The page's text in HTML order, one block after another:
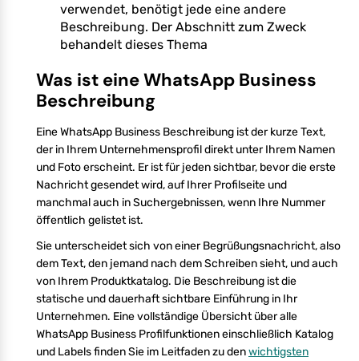
verwendet, benötigt jede eine andere
Beschreibung. Der Abschnitt zum Zweck
behandelt dieses Thema
Was ist eine WhatsApp Business
Beschreibung
Eine WhatsApp Business Beschreibung ist der kurze Text,
der in Ihrem Unternehmensprofil direkt unter Ihrem Namen
und Foto erscheint. Er ist für jeden sichtbar, bevor die erste
Nachricht gesendet wird, auf Ihrer Profilseite und
manchmal auch in Suchergebnissen, wenn Ihre Nummer
öffentlich gelistet ist.
Sie unterscheidet sich von einer Begrüßungsnachricht, also
dem Text, den jemand nach dem Schreiben sieht, und auch
von Ihrem Produktkatalog. Die Beschreibung ist die
statische und dauerhaft sichtbare Einführung in Ihr
Unternehmen. Eine vollständige Übersicht über alle
WhatsApp Business Profilfunktionen einschließlich Katalog
und Labels finden Sie im Leitfaden zu denwichtigsten